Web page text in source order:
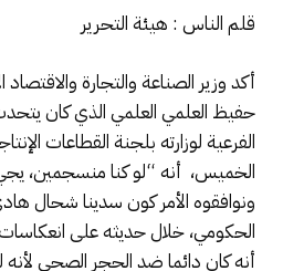
قلم الناس : هيئة التحرير
أكد وزير الصناعة والتجارة
حفيظ العلمي العلمي الذي كان
الفرعية لوزارته بلجنة القطاعات
الخميس، أنه “لو كنا منسجمين،
ونوافقوه الأمر كون سدينا شحال
الحكومي، خلال حديثه على
أنه كان دائما ضد الحجر الصحي